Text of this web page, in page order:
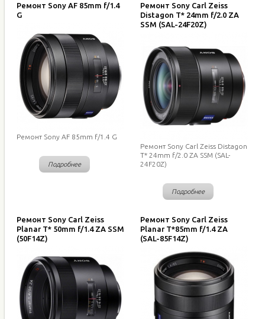
Ремонт Sony AF 85mm f/1.4
G
Ремонт Sony AF 85mm f/1.4 G
Подробнее
Ремонт Sony Carl Zeiss
Distagon T* 24mm f/2.0 ZA
SSM (SAL-24F20Z)
Ремонт Sony Carl Zeiss Distagon
T* 24mm f/2.0 ZA SSM (SAL-
24F20Z)
Подробнее
Ремонт Sony Carl Zeiss
Planar T* 50mm f/1.4 ZA SSM
(50F14Z)
Ремонт Sony Carl Zeiss
Planar T*85mm f/1.4 ZA
(SAL-85F14Z)